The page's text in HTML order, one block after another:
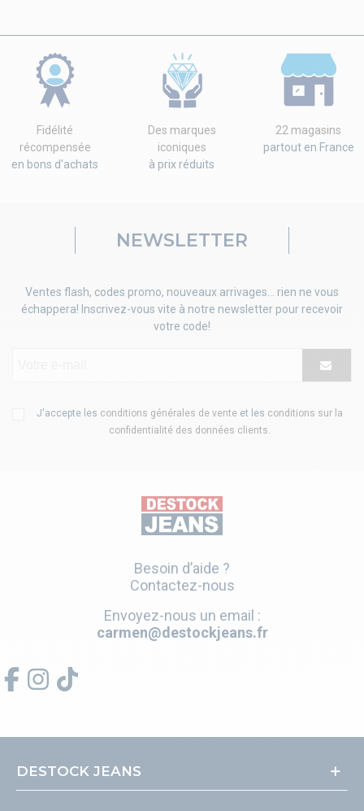
Fidélité
récompensée
en bons d'achats
Des marques
iconiques
à prix réduits
22 magasins
partout en France
NEWSLETTER
Ventes flash, codes promo, nouveaux arrivages... rien ne vous
échappera! Inscrivez-vous vite à notre newsletter pour recevoir
votre code!
J'accepte les conditions générales de vente et les conditions sur la
confidentialité des données clients
Besoin d’aide ?
Contactez-nous
Envoyez-nous un email :
carmen@destockjeans.fr
DESTOCK JEANS